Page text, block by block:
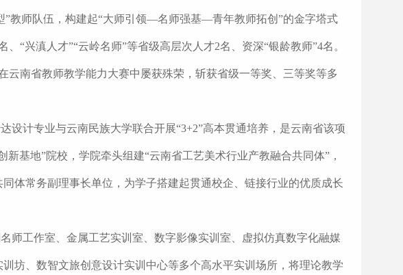
”教师队伍，构建起“大师引领—名师强基—青年教师拓创”的金字塔式
“兴滇人才”“云岭名师”等省级高层次人才2名、资深“银龄教师”4名。
云南省教师教学能力大赛中屡获殊荣，斩获省级一等奖、三等奖等多
设计专业与云南民族大学联合开展“3+2”高本贯通培养，是云南省该项
基地”院校，学院牵头组建“云南省工艺美术行业产教融合共同体”，
体常务副理事长单位，为学子搭建起贯通校企、链接行业的优质成长
师工作室、金属工艺实训室、数字影像实训室、虚拟仿真数字化融媒
坊、数智文旅创意设计实训中心等多个高水平实训场所，将理论教学